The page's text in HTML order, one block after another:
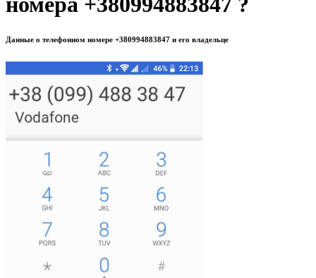
Данные о телефонном номере +380994883847 и его владельце